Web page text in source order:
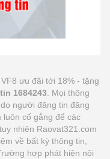
ưu đãi tới 18% - tặng
1684243 . Mọi thông
người đăng tin đăng
luôn cố gắng để các
nhiên Raovat321.com
về bất kỳ thông tin,
hợp phát hiện nội